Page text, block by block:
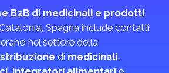
B2B di medicinali e prodotti
Spagna include contatti
nel settore della
di medicinali,